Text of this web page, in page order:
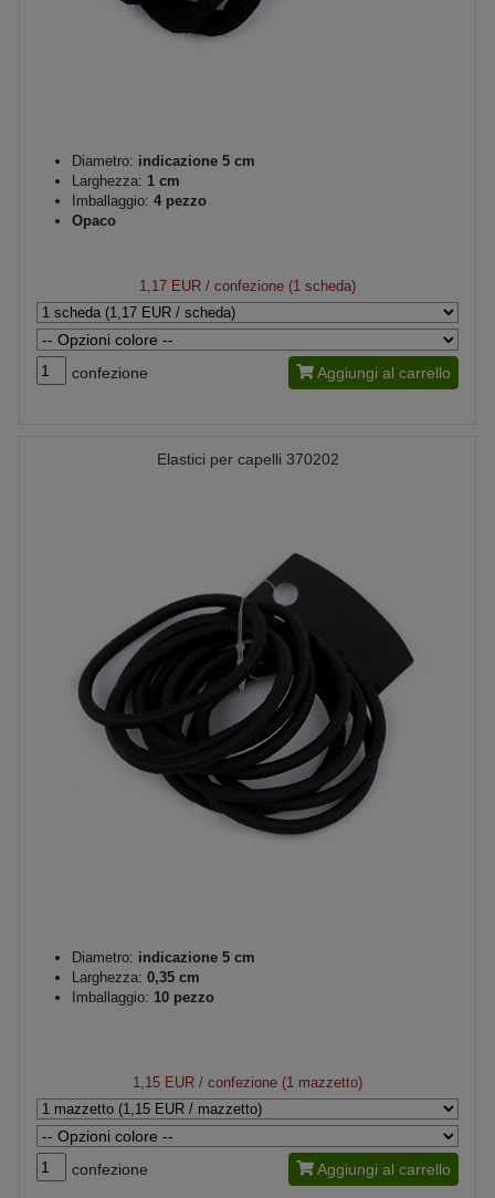
Diametro: indicazione 5 cm
Larghezza: 1 cm
Imballaggio: 4 pezzo
Opaco
1,17 EUR / confezione (1 scheda)
confezione Aggiungi al carrello
Elastici per capelli 370202
Diametro: indicazione 5 cm
Larghezza: 0,35 cm
Imballaggio: 10 pezzo
1,15 EUR / confezione (1 mazzetto)
confezione Aggiungi al carrello